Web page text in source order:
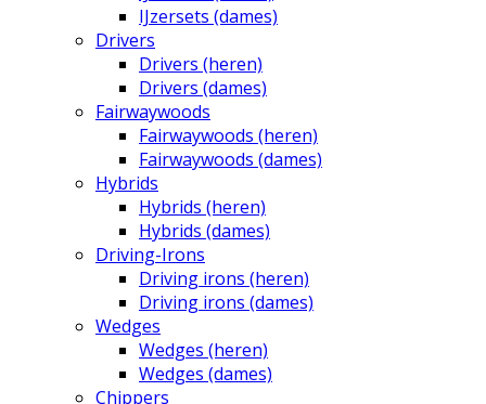
IJzersets (dames)
Drivers
Drivers (heren)
Drivers (dames)
Fairwaywoods
Fairwaywoods (heren)
Fairwaywoods (dames)
Hybrids
Hybrids (heren)
Hybrids (dames)
Driving-Irons
Driving irons (heren)
Driving irons (dames)
Wedges
Wedges (heren)
Wedges (dames)
Chippers